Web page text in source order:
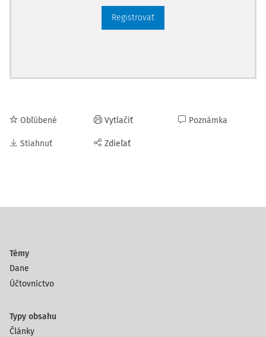
Registrovať
Obľúbené
Stiahnuť
Vytlačiť
Zdieľať
Poznámka
Témy
Dane
Účtovníctvo
Typy obsahu
Články